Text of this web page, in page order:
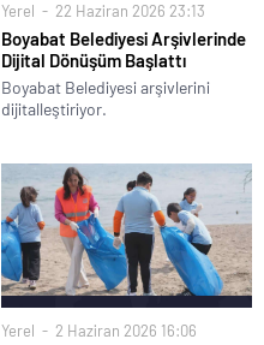
Yerel 22 Haziran 2026 23:13
Boyabat Belediyesi Arşivlerinde
Dijital Dönüşüm Başlattı
Boyabat Belediyesi arşivlerini
dijitalleştiriyor.
Yerel 2 Haziran 2026 16:06